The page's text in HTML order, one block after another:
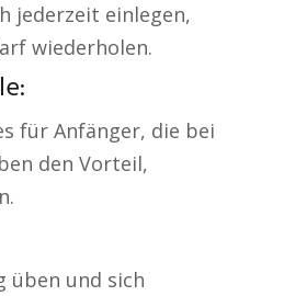
jederzeit einlegen,
wiederholen.
für Anfänger, die bei
den Vorteil,
üben und sich